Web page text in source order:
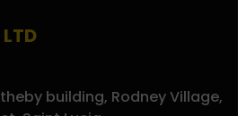
building, Rodney Village,